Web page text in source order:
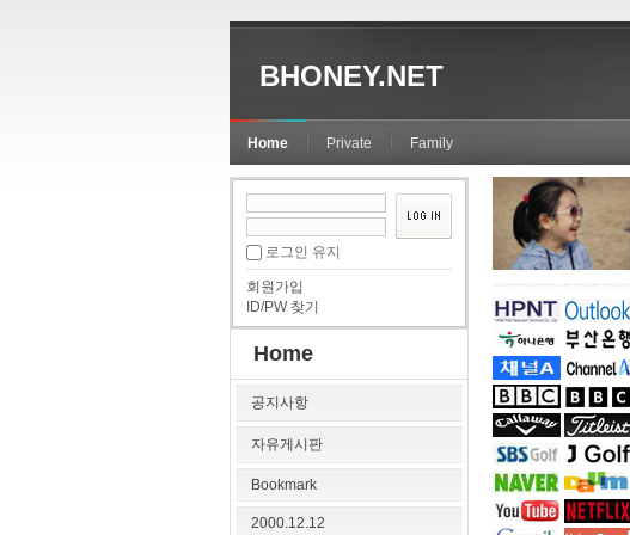
BHONEY.NET
Home Private Family
로그인 유지
회원가입
ID/PW 찾기
Home
공지사항
자유게시판
Bookmark
2000.12.12